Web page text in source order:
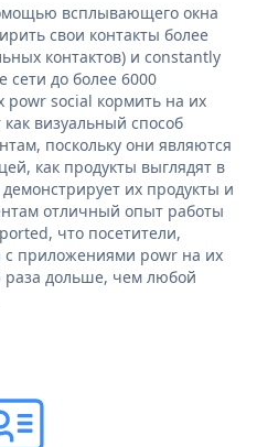
всплывающего окна
свои контакты более
контактов) и constantly
до более 6000
social кормить на их
визуальный способ
поскольку они являются
как продукты выглядят в
их продукты и
отличный опыт работы
что посетители,
с приложениями powr на их
раза дольше, чем любой